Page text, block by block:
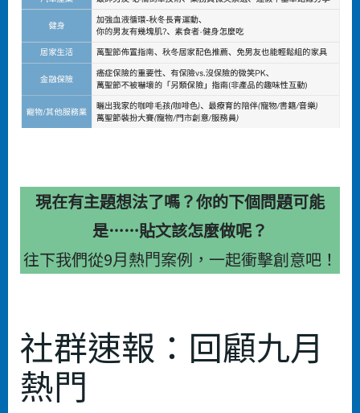
現在有主題想法了嗎？你的下個問題可能
是……貼文該怎麼做呢？
往下我們從9⽉熱⾨案例，⼀起衝擊創意吧！
社群速報：回顧九⽉
熱⾨